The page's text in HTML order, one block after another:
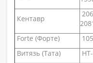
Кентавр
Forte (Форте)
Витязь (Тата)